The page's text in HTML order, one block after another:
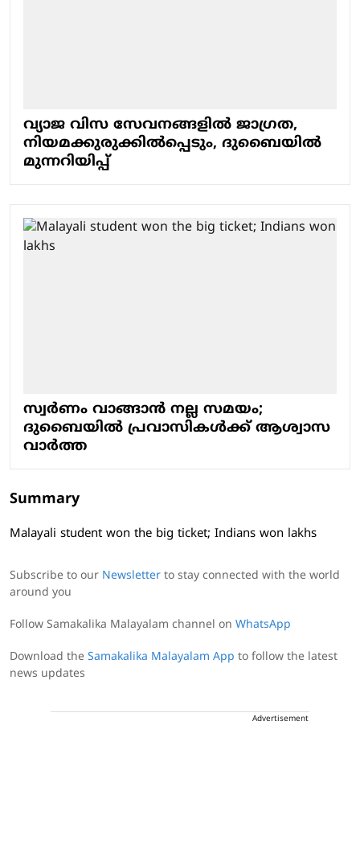
വ്യാജ വിസ സേവനങ്ങളില്‍ ജാഗ്രത,
നിയമക്കുരുക്കില്‍പ്പെടും, ദുബൈയില്‍
മുന്നറിയിപ്പ്
സ്വര്‍ണം വാങ്ങാന്‍ നല്ല സമയം;
ദുബൈയില്‍ പ്രവാസികള്‍ക്ക് ആശ്വാസ
വാര്‍ത്ത
Summary
Malayali student won the big ticket; Indians won lakhs
Subscribe to our Newsletter to stay connected with the world
around you
Follow Samakalika Malayalam channel on WhatsApp
Download the Samakalika Malayalam App to follow the latest
news updates
Advertisement